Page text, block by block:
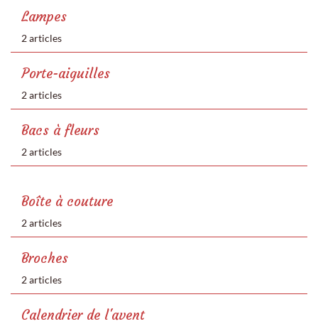
Lampes
2 articles
Porte-aiguilles
2 articles
Bacs à fleurs
2 articles
Boîte à couture
2 articles
Broches
2 articles
Calendrier de l'avent